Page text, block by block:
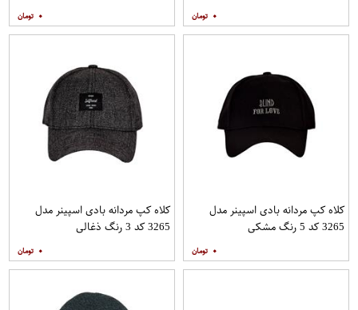
۰ ۰
کلاه کپ مردانه بادی اسپینر مدل
3265 کد 5 رنگ مشکی
۰
کلاه کپ مردانه بادی اسپینر مدل
3265 کد 3 رنگ ذغالی
۰